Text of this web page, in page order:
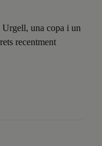
una copa i un
recentment